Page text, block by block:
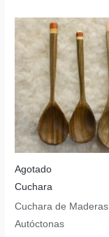
Agotado
Cuchara
Cuchara de Maderas
Autóctonas